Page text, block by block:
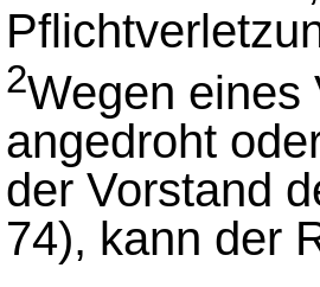
2Wegen eines
angedroht
der Vorstand
74), kann der